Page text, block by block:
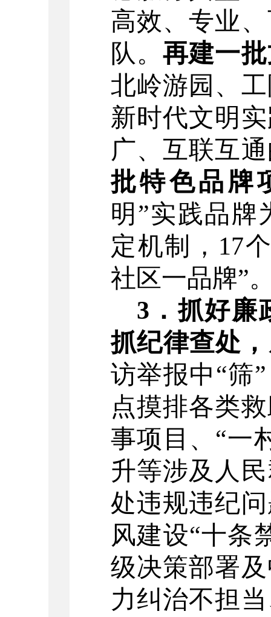
高效、专业
队 。再建一
北岭游园、
新时代文明
广、互联互
批特色品牌
明 ”实践品牌
定机制， 17
社区一品牌”
3 ．抓好廉
抓纪律查处，
访举报中“筛”
点摸排各类
事项目、 “一
升等涉及人
处违规违纪
风建设“十条
级决策部署及
力纠治不担当